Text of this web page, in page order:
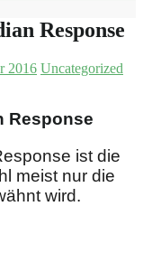
Response
2016 Uncategorized
Response
ist die
meist nur die
wird.